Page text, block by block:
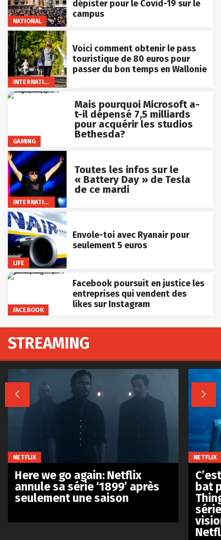
NATIONAL
dépister pour le Covid-19 sur le
campus
INTERNATIONAL
Voici comment obtenir le pass
touristique de 80 euros pour
passer du bon temps en Wallonie
GAMING
Mais pourquoi Microsoft a-
t-il dépensé 7,5 milliards
pour acquérir les studios
Bethesda?
INTERNATIONAL
Toutes les infos sur le
« Battery Day » de Tesla
de ce mardi
LIFE
Envole-toi avec Ryanair pour
seulement 5 euros
FACEBOOK
Facebook poursuit en justice les
entreprises qui vendent des
likes sur Instagram
STREAMING
 
NETFLIX
Here we go again: Netflix
annule sa série ‘1899’ après
seulement une saison
NETFLIX
bat